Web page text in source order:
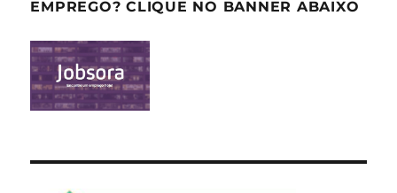
EMPREGO? CLIQUE NO BANNER ABAIXO